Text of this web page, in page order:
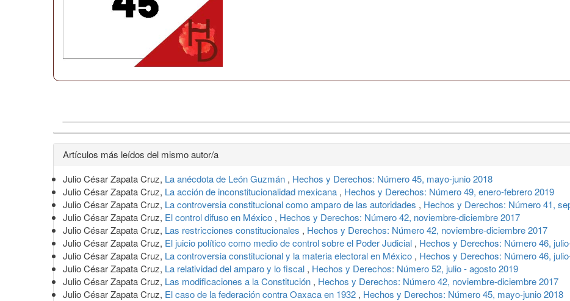
Detalles
del
artículo
Artículos más leídos del mismo autor/a
Julio César Zapata Cruz, La anécdota de León Guzmán , Hechos y Derechos: Número 45, mayo-junio 2018
Julio César Zapata Cruz, La acción de inconstitucionalidad mexicana , Hechos y Derechos: Número 49, enero-febrero 2019
Julio César Zapata Cruz, La controversia constitucional como amparo de las autoridades , Hechos y Derechos: Número 41,
Julio César Zapata Cruz, El control difuso en México , Hechos y Derechos: Número 42, noviembre-diciembre 2017
Julio César Zapata Cruz, Las restricciones constitucionales , Hechos y Derechos: Número 42, noviembre-diciembre 2017
Julio César Zapata Cruz, El juicio político como medio de control sobre el Poder Judicial , Hechos y Derechos: Número 46,
Julio César Zapata Cruz, La controversia constitucional y la materia electoral en México , Hechos y Derechos: Número 46,
Julio César Zapata Cruz, La relatividad del amparo y lo fiscal , Hechos y Derechos: Número 52, julio - agosto 2019
Julio César Zapata Cruz, Las modificaciones a la Constitución , Hechos y Derechos: Número 42, noviembre-diciembre 2017
Julio César Zapata Cruz, El caso de la federación contra Oaxaca en 1932 , Hechos y Derechos: Número 45, mayo-junio 2018